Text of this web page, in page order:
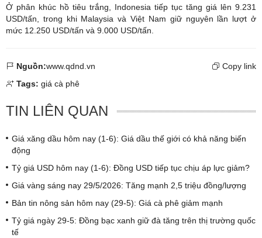
Ở phân khúc hồ tiêu trắng, Indonesia tiếp tục tăng giá lên 9.231
USD/tấn, trong khi Malaysia và Việt Nam giữ nguyên lần lượt ở
mức 12.250 USD/tấn và 9.000 USD/tấn.
Nguồn:www.qdnd.vn
Copy link
Tags: giá cà phê
TIN LIÊN QUAN
Giá xăng dầu hôm nay (1-6): Giá dầu thế giới có khả năng biến
động
Tỷ giá USD hôm nay (1-6): Đồng USD tiếp tục chịu áp lực giảm?
Giá vàng sáng nay 29/5/2026: Tăng mạnh 2,5 triệu đồng/lượng
Bản tin nông sản hôm nay (29-5): Giá cà phê giảm mạnh
Tỷ giá ngày 29-5: Đồng bạc xanh giữ đà tăng trên thị trường quốc
tế